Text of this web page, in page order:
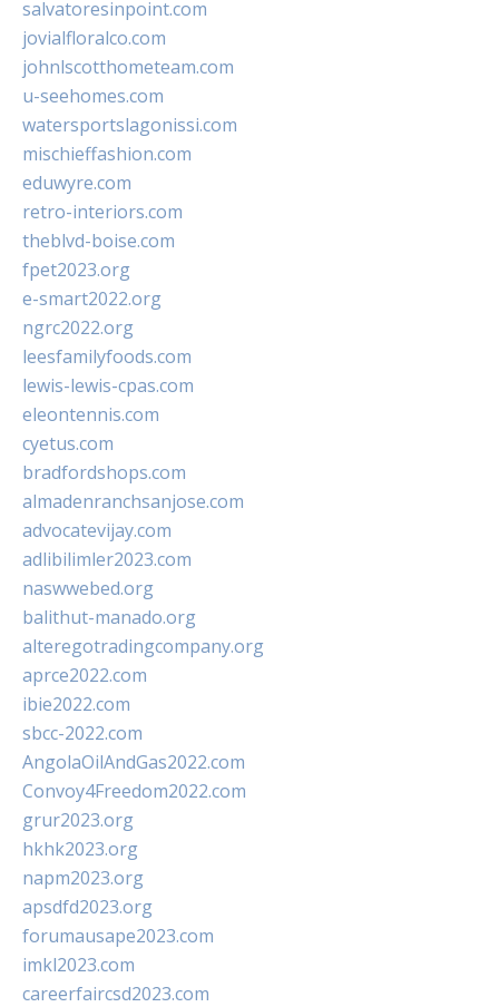
salvatoresinpoint.com
jovialfloralco.com
johnlscotthometeam.com
u-seehomes.com
watersportslagonissi.com
mischieffashion.com
eduwyre.com
retro-interiors.com
theblvd-boise.com
fpet2023.org
e-smart2022.org
ngrc2022.org
leesfamilyfoods.com
lewis-lewis-cpas.com
eleontennis.com
cyetus.com
bradfordshops.com
almadenranchsanjose.com
advocatevijay.com
adlibilimler2023.com
naswwebed.org
balithut-manado.org
alteregotradingcompany.org
aprce2022.com
ibie2022.com
sbcc-2022.com
AngolaOilAndGas2022.com
Convoy4Freedom2022.com
grur2023.org
hkhk2023.org
napm2023.org
apsdfd2023.org
forumausape2023.com
imkl2023.com
careerfaircsd2023.com